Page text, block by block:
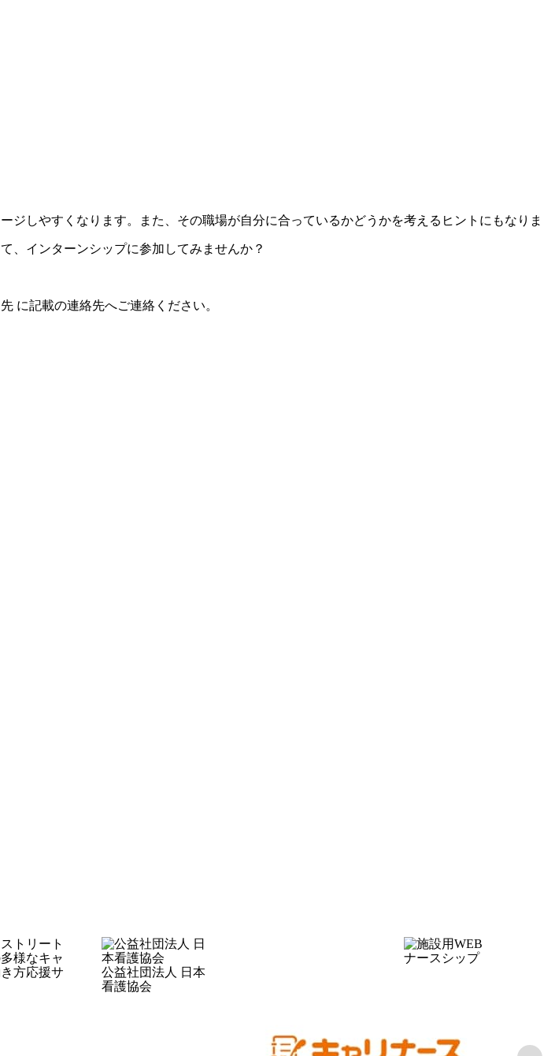
しやすくなります。また、その職場が自分に合っているかどうかを考えるヒントにもなりま
、インターンシップに参加してみませんか？
に記載の連絡先へご連絡ください。
様なキャ
方応援サ
公益社団法人 日本
看護協会
ナースシップ